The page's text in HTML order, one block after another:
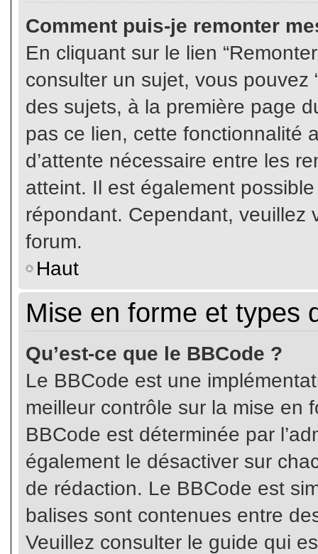
Comment puis-je remonter
En cliquant sur le lien
consulter un sujet, vous pouvez
des sujets, à la première page
pas ce lien, cette fonctionnalité
d’attente nécessaire entre les
atteint. Il est également
répondant. Cependant, veuillez
forum.
Haut
Mise en forme et types
Qu’est-ce que le BBCode ?
Le BBCode est une
meilleur contrôle sur la mise en
BBCode est déterminée par
également le désactiver sur
de rédaction. Le BBCode est
balises sont contenues entre
Veuillez consulter le guide qui